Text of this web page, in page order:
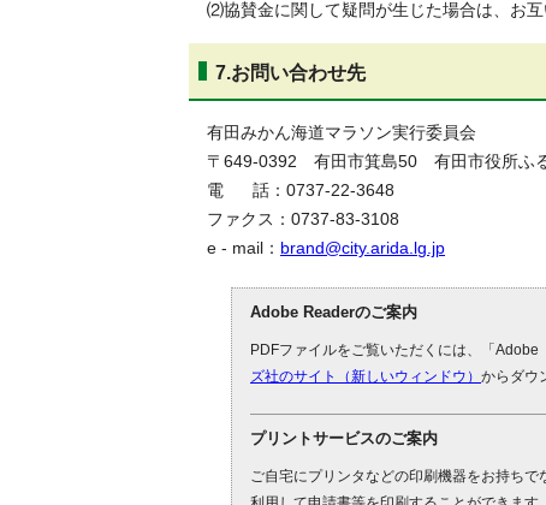
⑵協賛金に関して疑問が生じた場合は、お
7.お問い合わせ先
有田みかん海道マラソン実行委員会
〒649-0392 有田市箕島50 有田市役所ふ
電 話：0737-22-3648
ファクス：0737-83-3108
e - mail： brand@city.arida.lg.jp
Adobe Readerのご案内
PDFファイルをご覧いただくには、「
ズ社のサイト（新しいウィンドウ） からダウ
プリントサービスのご案内
ご自宅にプリンタなどの印刷機器をお持ち